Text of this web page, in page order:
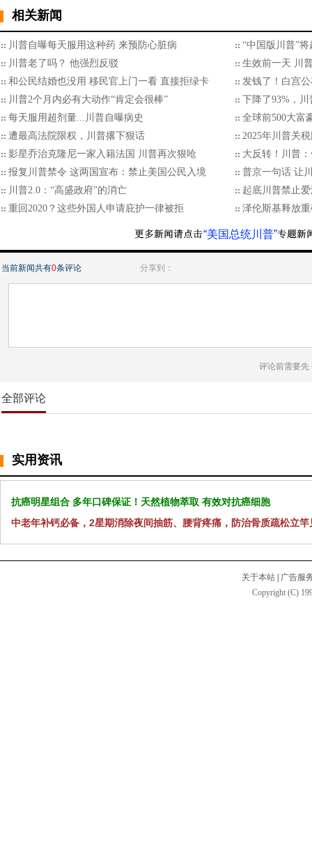
相关新闻
川普自曝每天服用这种药 来预防心脏病
“中国版川普”
川普老了吗？ 他强烈反驳
生效前一天 川
和公民结婚也没用 移民官上门一看 直接拒绿卡
发钱了！白宫
川普2个月内必有大动作“肯定会很棒”
下降了93%，
每天服用超剂量...川普自曝病史
全球前500大富
遭最高法院限权，川普撂下狠话
2025年川普关
影星乔治克隆尼一家入籍法国 川普再次狠呛
大反转！川普
报复川普禁令 这两国宣布：禁止美国公民入境
普京一句话 让
川普2.0：“高盛政府”的消亡
起底川普禁止
重回2020？这些外国人申请庇护一律被拒
泽伦斯基释放
“美国总统川普”
当前新闻共有0条评论 分享到：
评论前需要先
全部评论
实用资讯
抗癌明星组合 多年口碑保证！天然植物萃取 有效对抗癌细胞
中老年补钙必备，2星期消除夜间抽筋、腰背疼痛，防治骨质疏松立竿
关于本站
广告服
Copyright (C)